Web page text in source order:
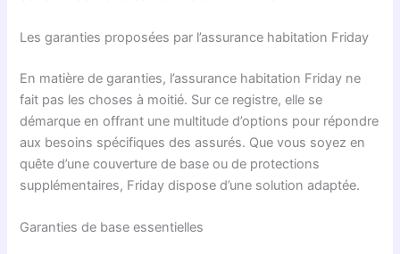
Les garanties proposées par l’assurance habitation Friday
En matière de garanties, l’assurance habitation Friday ne
fait pas les choses à moitié. Sur ce registre, elle se
démarque en offrant une multitude d’options pour répondre
aux besoins spécifiques des assurés. Que vous soyez en
quête d’une couverture de base ou de protections
supplémentaires, Friday dispose d’une solution adaptée.
Garanties de base essentielles